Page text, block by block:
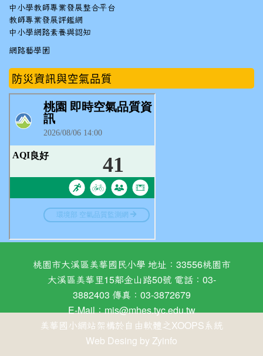
中小學教師專業發展整合平台
教師專業發展評鑑網
中小學網路素養與認知
網路藝學園
防災資訊與空氣品質
桃園市大溪區美華國民小學 地址：33556桃園市
大溪區美華里15鄰金山路50號 電話：03-
3882403 傳真：03-3872679
E-Mail：mis@mhes.tyc.edu.tw
美華國小網站架構於自由軟體之XOOPS系統
Web Desing by Zyinfo